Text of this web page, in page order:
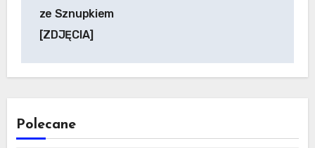
ze Sznupkiem
[ZDJĘCIA]
Polecane